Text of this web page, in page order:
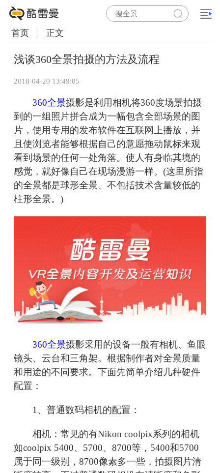
首页 正文
浅谈360全景拍摄的方法及流程
2018-04-20 13:49:05
360全景摄影是利用相机将360度场景拍摄
到的一组照片拼合成为一幅包含全部场景的图
片，使用专用的发布软件在互联网上播放，并
且使浏览者能够根据自己的意愿拖动鼠标来观
看到场景的任何一处角落。使人有身临其境的
感觉，就好像自己在现场漫游一样。(这里所指
的全景都是球形全景、不包括技术含量较低的
柱形全景。)
360全景摄影采用的设备一般有相机、鱼眼
镜头、云台和三角架。根据制作者对全景质量
和用途的不同要求。下面先简单介绍几种硬件
配置：
1、普通数码相机的配置：
相机：常见的有Nikon coolpix系列的相机
如coolpix 5400、5700、8700等，5400和5700
属于同一级别，8700像素多一些，拍摄图片清